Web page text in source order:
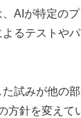
AIが特定の
るテストや
試みが他の
方針を変えて